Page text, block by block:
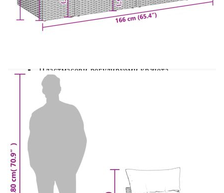
мебели ще останат красиви, ви препоръчваме да
ги защитите с водоустойчиво покривало.
Максимален капацитет на натоварване (на
Пластмасови регулируеми крачета
Необходим е монтаж
Ъглова седалка:
Цвят: Светлосив
Материал: PE ратан, прахово боядисана
Размери: 62 x 62 x 69 см (Ш x Д x В)
Размери на седалката: 55 x 55 cм (Ш x Д)